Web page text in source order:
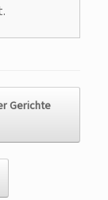
Gerichte